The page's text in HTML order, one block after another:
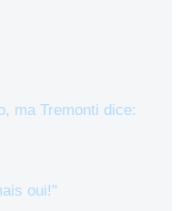
ma Tremonti dice:
oui!"